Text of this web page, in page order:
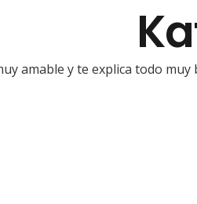
amable y te explica todo